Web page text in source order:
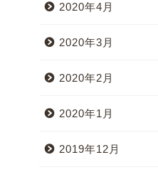
2020年4月
2020年3月
2020年2月
2020年1月
2019年12月